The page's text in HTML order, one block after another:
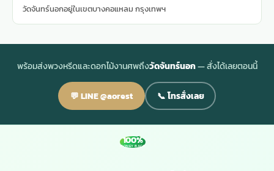
วัดจันทร์นอกอยู่ในเขตบางคอแหลม กรุงเทพฯ
พร้อมส่งพวงหรีดและดอกไม้งานศพถึงวัดจันทร์นอก— สั่งได้เลยตอนนี้
💬 LINE @aorest 📞 โทรสั่งเลย
100%
MONEY BACK